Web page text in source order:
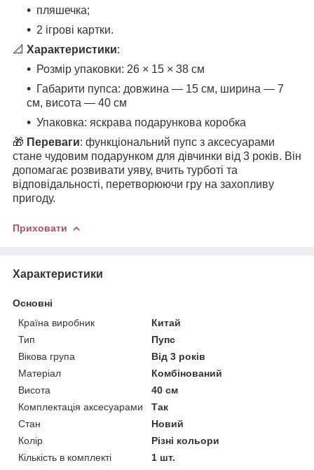
пляшечка;
2 ігрові картки.
📐 Характеристики:
Розмір упаковки: 26 × 15 × 38 см
Габарити пупса: довжина — 15 см, ширина — 7
см, висота — 40 см
Упаковка: яскрава подарункова коробка
🎁 Переваги: функціональний пупс з аксесуарами
стане чудовим подарунком для дівчинки від 3 років. Він
допомагає розвивати уяву, вчить турботі та
відповідальності, перетворюючи гру на захопливу
пригоду.
Приховати
Характеристики
Основні
Країна виробник
Китай
Тип
Пупс
Вікова група
Від 3 років
Матеріал
Комбінований
Висота
40 см
Комплектація аксесуарами
Так
Стан
Новий
Колір
Різні кольори
Кількість в комплекті
1 шт.